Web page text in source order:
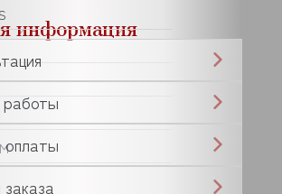
информация
оплаты